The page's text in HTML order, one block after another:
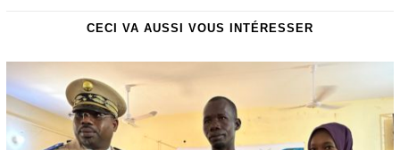
CECI VA AUSSI VOUS INTÉRESSER